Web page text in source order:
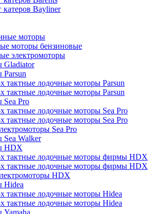
катеров Bayliner
моторы
моторы бензиновые
электромоторы
Gladiator
тактные лодочные моторы Parsun
тактные лодочные моторы Parsun
Pro
тактные лодочные моторы Sea Pro
тактные лодочные моторы Sea Pro
Sea Pro
Walker
HDX
тактные лодочные моторы фирмы HDX
тактные лодочные моторы фирмы HDX
HDX
Hidea
тактные лодочные моторы Hidea
тактные лодочные моторы Hidea